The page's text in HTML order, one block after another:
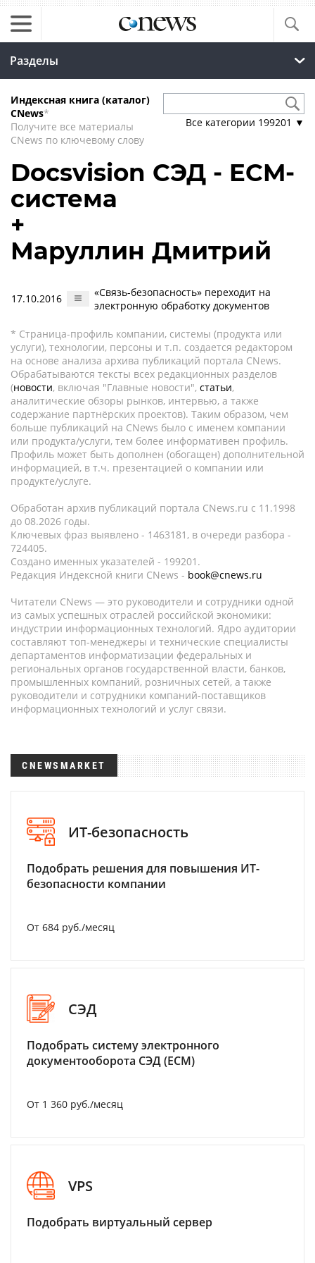
Разделы
Индексная книга (каталог)
CNews*
Получите все материалы
CNews по ключевому слову
Все категории 199201 ▼
Docsvision СЭД - ECM-
система
+
Маруллин Дмитрий
17.10.2016
«Связь-безопасность» переходит на
электронную обработку документов
* Страница-профиль компании, системы (продукта или
услуги), технологии, персоны и т.п. создается редактором
на основе анализа архива публикаций портала CNews.
Обрабатываются тексты всех редакционных разделов
(новости, включая "Главные новости", статьи,
аналитические обзоры рынков, интервью, а также
содержание партнёрских проектов). Таким образом, чем
больше публикаций на CNews было с именем компании
или продукта/услуги, тем более информативен профиль.
Профиль может быть дополнен (обогащен) дополнительной
информацией, в т.ч. презентацией о компании или
продукте/услуге.
Обработан архив публикаций портала CNews.ru c 11.1998
до 08.2026 годы.
Ключевых фраз выявлено - 1463181, в очереди разбора -
724405.
Создано именных указателей - 199201.
Редакция Индексной книги CNews - book@cnews.ru
Читатели CNews — это руководители и сотрудники одной
из самых успешных отраслей российской экономики:
индустрии информационных технологий. Ядро аудитории
составляют топ-менеджеры и технические специалисты
департаментов информатизации федеральных и
региональных органов государственной власти, банков,
промышленных компаний, розничных сетей, а также
руководители и сотрудники компаний-поставщиков
информационных технологий и услуг связи.
CNEWSMARKET
ИТ-безопасность
Подобрать решения для повышения ИТ-
безопасности компании
От 684 руб./месяц
СЭД
Подобрать систему электронного
документооборота СЭД (ECM)
От 1 360 руб./месяц
VPS
Подобрать виртуальный сервер